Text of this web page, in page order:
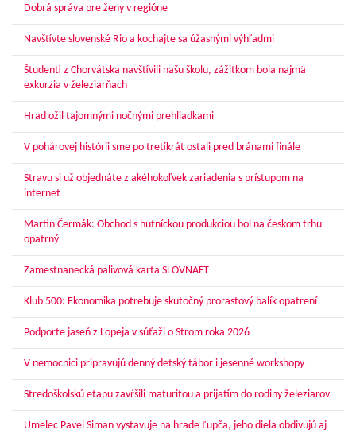
Dobrá správa pre ženy v regióne
Navštívte slovenské Rio a kochajte sa úžasnými výhľadmi
Študenti z Chorvátska navštívili našu školu, zážitkom bola najmä
exkurzia v železiarňach
Hrad ožil tajomnými nočnými prehliadkami
V pohárovej histórii sme po tretíkrát ostali pred bránami finále
Stravu si už objednáte z akéhokoľvek zariadenia s prístupom na
internet
Martin Čermák: Obchod s hutníckou produkciou bol na českom trhu
opatrný
Zamestnanecká palivová karta SLOVNAFT
Klub 500: Ekonomika potrebuje skutočný prorastový balík opatrení
Podporte jaseň z Lopeja v súťaži o Strom roka 2026
V nemocnici pripravujú denný detský tábor i jesenné workshopy
Stredoškolskú etapu zavŕšili maturitou a prijatím do rodiny železiarov
Umelec Pavel Siman vystavuje na hrade Ľupča, jeho diela obdivujú aj